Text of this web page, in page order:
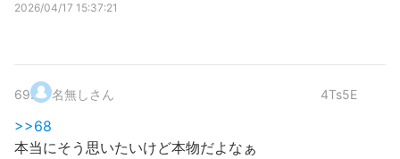
2026/04/17 15:37:21
69. 名無しさん 4Ts5E
>>68
本当にそう思いたいけど本物だよなぁ